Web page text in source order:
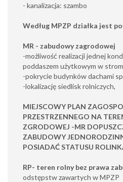
- kanalizacja: szambo
Według MPZP działka jest
MR - zabudowy zagrodowej
-możliwość realizacji jednej
poddaszem użytkowym w
-pokrycie budynków dachami
-lokalizację siedlisk rolniczych,
MIEJSCOWY PLAN
PRZESTRZENNEGO NA
ZGRODOWEJ -MR
ZABUDOWY
POSIADAĆ STATUSU
RP- teren rolny bez prawa
odstępstw zawartych w MPZP